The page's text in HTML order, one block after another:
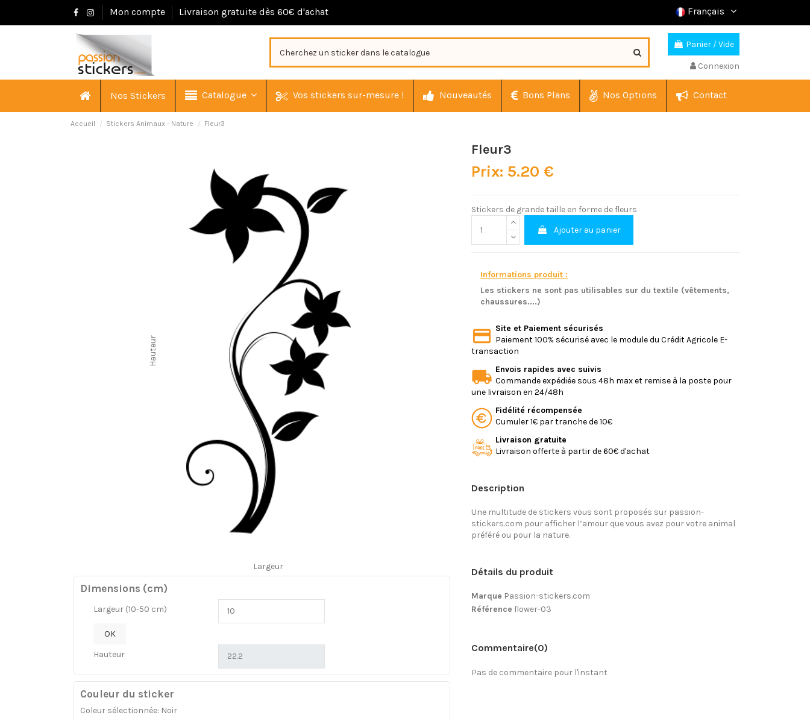
Mon compte Livraison gratuite dès 60€ d'achat Français
Panier /Vide
Connexion
Nos Stickers Catalogue Vos stickers sur-mesure ! Nouveautés Bons Plans Nos Options Contact
Accueil Stickers Animaux - Nature Fleur3
Hauteur
Largeur
Dimensions (cm)
Largeur (10-50 cm)
OK
Hauteur
Couleur du sticker
Coleur sélectionnée: Noir
Fleur3
Prix: 5.20 €
Stickers de grande taille en forme de fleurs
Ajouter au panier
Informations produit :
Les stickers ne sont pas utilisables sur du textile (vêtements,
chaussures....)
Site et Paiement sécurisés
Paiement 100% sécurisé avec le module du Crédit Agricole E-
transaction
Envois rapides avec suivis
Commande expédiée sous 48h max et remise à la poste pour
une livraison en 24/48h
Fidélité récompensée
Cumuler 1€ par tranche de 10€
Livraison gratuite
Livraison offerte à partir de 60€ d'achat
Description
Une multitude de stickers vous sont proposés sur passion-
stickers.com pour afficher l’amour que vous avez pour votre animal
préféré ou pour la nature.
Détails du produit
Marque Passion-stickers.com
Référence flower-03
Commentaire(0)
Pas de commentaire pour l'instant